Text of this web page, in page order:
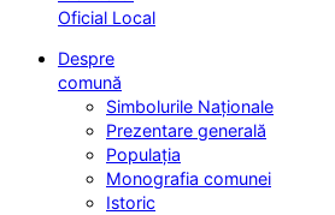
Oficial Local
Despre
comună
Simbolurile Naționale
Prezentare generală
Populația
Monografia comunei
Istoric